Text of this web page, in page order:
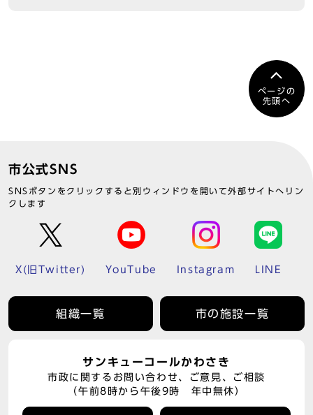
ページの
先頭へ
市公式SNS
SNSボタンをクリックすると別ウィンドウを開いて外部サイトへリン
クします
X(旧Twitter) YouTube Instagram LINE
組織一覧 市の施設一覧
サンキューコールかわさき
市政に関するお問い合わせ、ご意見、ご相談
（午前8時から午後9時 年中無休）